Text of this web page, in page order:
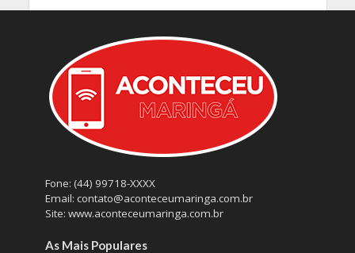
Fone: (44) 99718-XXXX
Email: contato@aconteceumaringa.com.br
Site: www.aconteceumaringa.com.br
As Mais Populares